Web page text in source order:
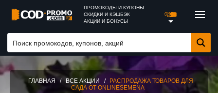
ПРОМОКОДЫ И КУПОНЫ
СКИДКИ И КЭШБЭК
АКЦИИ И БОНУСЫ
ГЛАВНАЯ / ВСЕ АКЦИИ /
РАСПРОДАЖА ТОВАРОВ ДЛЯ
САДА ОТ ONLINESEMENA